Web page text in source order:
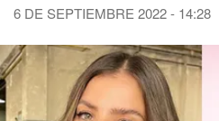
6 DE SEPTIEMBRE 2022 - 14:28